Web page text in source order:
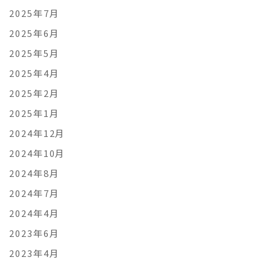
2025年7月
2025年6月
2025年5月
2025年4月
2025年2月
2025年1月
2024年12月
2024年10月
2024年8月
2024年7月
2024年4月
2023年6月
2023年4月